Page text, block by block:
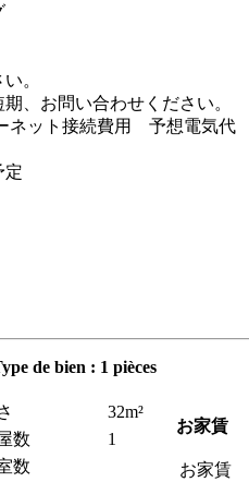
。
、お問い合わせください。
ネット接続費用 予想電気代
定
de bien : 1 pièces
32m²
数
1
数
お家賃
お家賃